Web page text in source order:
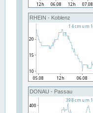
RHEIN - Koblenz
DONAU - Passau